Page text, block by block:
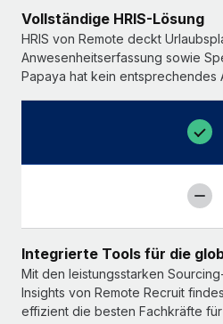
Vollständige HRIS-Lösung
HRIS von Remote deckt
Anwesenheitserfassung sowie
Papaya hat kein entsprechendes
Integrierte Tools für die
Mit den leistungsstarken
Insights von Remote Recruit
effizient die besten Fachkräfte